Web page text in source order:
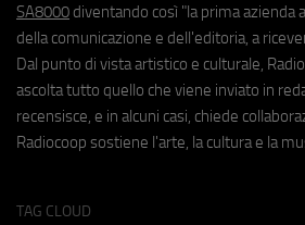
SA8000 diventando così "la prima azienda
della comunicazione e dell'editoria, a
Dal punto di vista artistico e culturale,
ascolta tutto quello che viene inviato in
recensisce, e in alcuni casi, chiede
Radiocoop sostiene l'arte, la cultura e la
TAG CLOUD